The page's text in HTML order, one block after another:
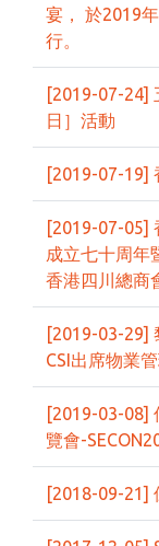
宴， 於2019
行。
[2019-07-24]
日］活動
[2019-07-19]
[2019-07-05]
成立七十周年
香港四川總商
[2019-03-29]
CSI出席物業
[2019-03-08]
覽會-
[2018-09-21]